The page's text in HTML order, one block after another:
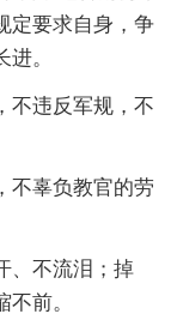
定要求自身，争
。
违反军规，不
辜负教官的劳
不流泪；掉
前。